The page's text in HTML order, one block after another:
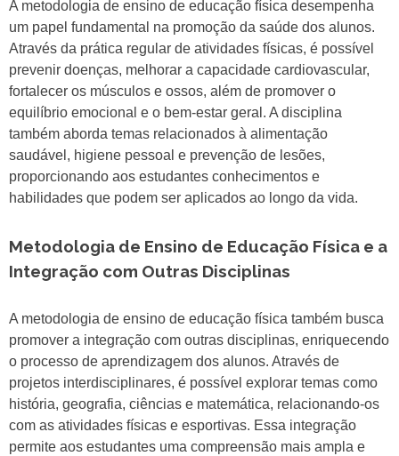
A metodologia de ensino de educação física desempenha
um papel fundamental na promoção da saúde dos alunos.
Através da prática regular de atividades físicas, é possível
prevenir doenças, melhorar a capacidade cardiovascular,
fortalecer os músculos e ossos, além de promover o
equilíbrio emocional e o bem-estar geral. A disciplina
também aborda temas relacionados à alimentação
saudável, higiene pessoal e prevenção de lesões,
proporcionando aos estudantes conhecimentos e
habilidades que podem ser aplicados ao longo da vida.
Metodologia de Ensino de Educação Física e a
Integração com Outras Disciplinas
A metodologia de ensino de educação física também busca
promover a integração com outras disciplinas, enriquecendo
o processo de aprendizagem dos alunos. Através de
projetos interdisciplinares, é possível explorar temas como
história, geografia, ciências e matemática, relacionando-os
com as atividades físicas e esportivas. Essa integração
permite aos estudantes uma compreensão mais ampla e